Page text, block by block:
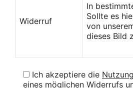
Widerruf
In
Sollte es
von
dieses Bild
Ich akzeptiere die
eines möglichen Widerrufs